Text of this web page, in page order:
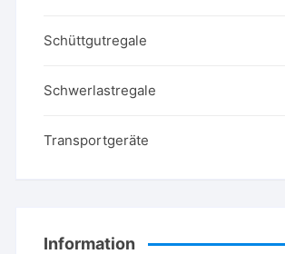
Schüttgutregale
Schwerlastregale
Transportgeräte
Information